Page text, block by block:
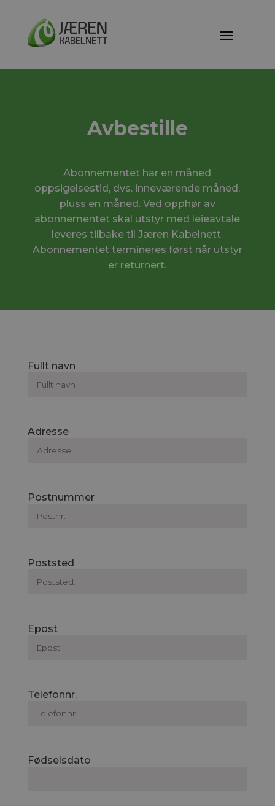
Avbestille
Abonnementet har en måned
oppsigelsestid, dvs. inneværende måned,
pluss en måned. Ved opphør av
abonnementet skal utstyr med leieavtale
leveres tilbake til Jæren Kabelnett.
Abonnementet termineres først når utstyr
er returnert.
Fullt navn
Adresse
Postnummer
Poststed
Epost
Telefonnr.
Fødselsdato